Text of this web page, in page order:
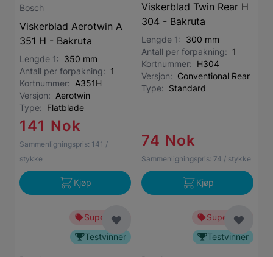
Bosch
Viskerblad Aerotwin A
351 H - Bakruta
Lengde 1: 350 mm
Antall per forpakning: 1
Kortnummer: A351H
Versjon: Aerotwin
Type: Flatblade
141 Nok
Sammenligningspris: 141 /
stykke
Kjøp
Viskerblad Twin Rear H
304 - Bakruta
Lengde 1: 300 mm
Antall per forpakning: 1
Kortnummer: H304
Versjon: Conventional Rear
Type: Standard
74 Nok
Sammenligningspris: 74 / stykke
Kjøp
Superbillig
Testvinner
Superbillig
Testvinner